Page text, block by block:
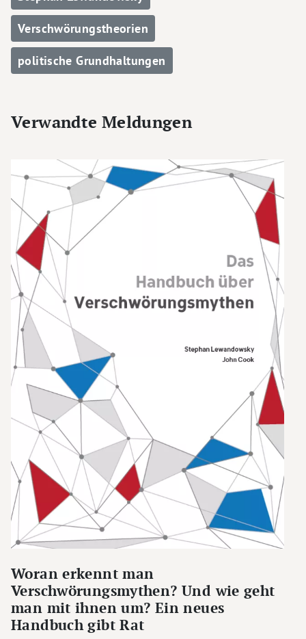
Verschwörungstheorien
politische Grundhaltungen
Verwandte Meldungen
Woran erkennt man
Verschwörungsmythen? Und wie geht
man mit ihnen um? Ein neues
Handbuch gibt Rat